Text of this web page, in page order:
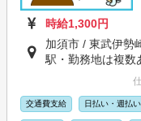
時給1,300円
加須市 / 東武伊勢
駅・勤務地は複数
交通費支給 日払い・週払い